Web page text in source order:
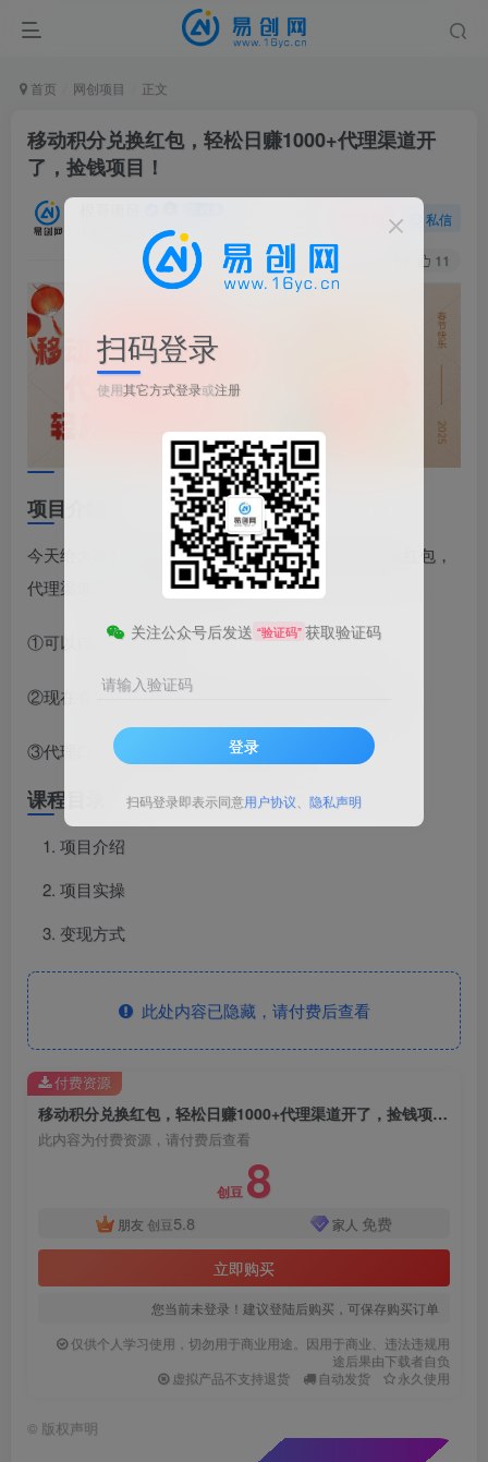
首页 网创项目 正文
移动积分兑换红包，轻松日赚1000+代理渠道开
了，捡钱项目！
私信
11
项目介绍
今天给大家带来的项目是《捡钱项目！移动积分兑换红包，
代理渠道开了，轻松日赚1000+》
①可以自己扫码领红包
②现在有渠道，可以开通代理，发圈推广即可赚钱
③代理口子随时会关闭，且开且珍惜
课程目录
项目介绍
项目实操
变现方式
此处内容已隐藏，请付费后查看
移动积分兑换红包，轻松日赚1000+代理渠道开了，捡钱项目！
此内容为付费资源，请付费后查看
创豆 8
朋友 创豆 5.8 家人 免费
立即购买
您当前未登录！建议登陆后购买，可保存购买订单
仅供个人学习使用，切勿用于商业用途。因用于商业、违法违规用
途后果由下载者自负
虚拟产品不支持退货
自动发货 永久使用
付费资源
© 版权声明
扫码登录
使用其它方式登录或注册
关注公众号后发送 “验证码” 获取验证码
请输入验证码
登录
扫码登录即表示同意用户协议、 隐私声明